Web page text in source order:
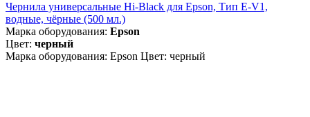
Чернила универсальные Hi-Black для Epson, Тип E-V1,
водные, чёрные (500 мл.)
Марка оборудования: Epson
Цвет: черный
Марка оборудования: Epson Цвет: черный